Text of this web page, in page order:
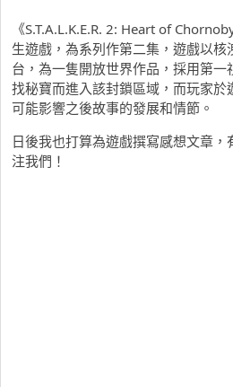
《S.T.A.L.K.E.R. 2: Heart of
生遊戲，為系列作第二集，遊戲以
台，為一隻開放世界作品，採用第
找秘寶而進入該封鎖區域，而玩家於
可能影響之後故事的發展和情節。
日後我也打算為遊戲撰寫感想文章
注我們！